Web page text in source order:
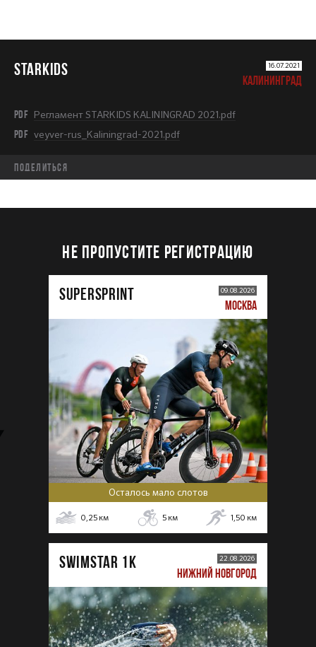
STARKIDS 16.07.2021
КАЛИНИНГРАД
PDF Регламент STARKIDS KALININGRAD 2021.pdf
PDF veyver-rus_Kaliningrad-2021.pdf
Поделиться
НЕ ПРОПУСТИТЕ РЕГИСТРАЦИЮ
SUPERSPRINT 09.08.2026
МОСКВА
Осталось мало слотов
0,25 км 5 км 1,50 км
SWIMSTAR 1K 22.08.2026
НИЖНИЙ НОВГОРОД